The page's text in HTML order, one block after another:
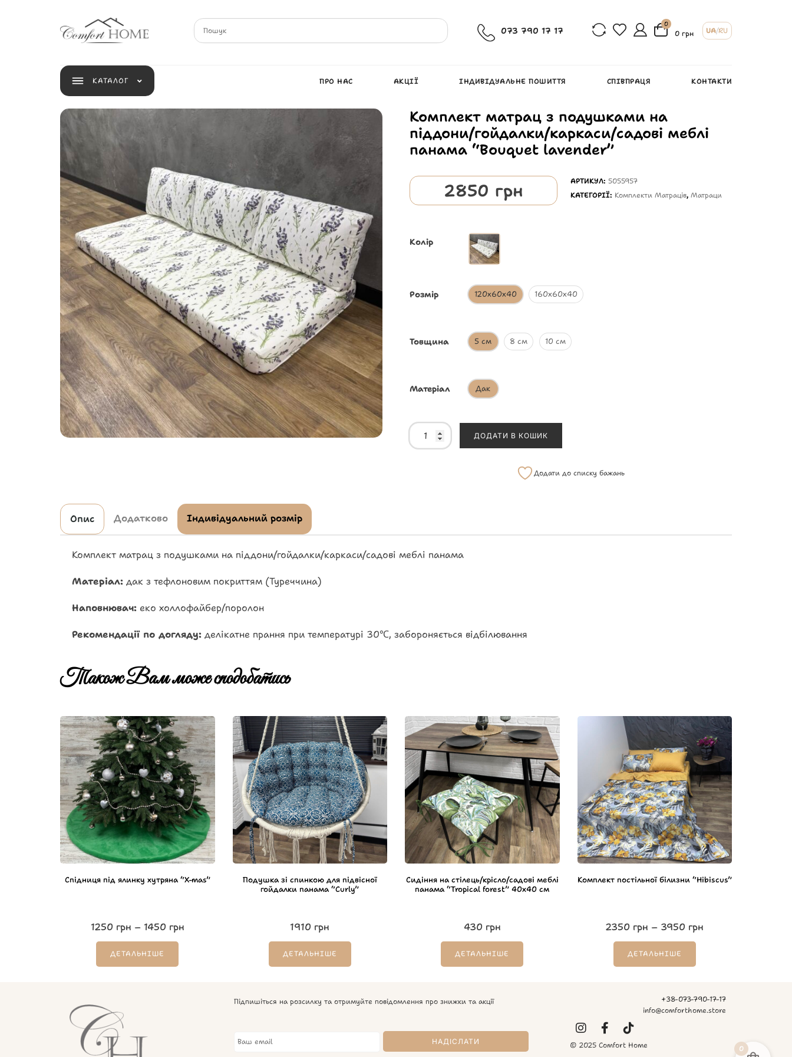
073 790 17 17
0
0 грн UA/RU
КАТАЛОГ ПРО НАС АКЦІЇ ІНДИВІДУАЛЬНЕ ПОШИТТЯ СПІВПРАЦЯ КОНТАКТИ
Комплект матрац з подушками на
піддони/гойдалки/каркаси/садові меблі
панама “Bouquet lavender”
2850 грн АРТИКУЛ: 5055957
КАТЕГОРІЇ: Комплекти Матраців,Матраци
Колір
Розмір 120х60х40 160х60х40
Товщина 5 см 8 см 10 см
Матеріал Дак
ДОДАТИ В КОШИК
Додати до списку бажань
Опис Додатково Індивідуальний розмір
Комплект матрац з подушками на піддони/гойдалки/каркаси/садові меблі панама
Матеріал: дак з тефлоновим покриттям (Туреччина)
Наповнювач: еко холлофайбер/поролон
Рекомендації по догляду: делікатне прання при температурі 30℃, забороняється відбілювання
Також Вам може сподобатись
Спідниця під ялинку хутряна “X-mas”
1250 грн – 1450 грн
ДЕТАЛЬНІШЕ
Подушка зі спинкою для підвісної
гойдалки панама “Curly”
1910 грн
ДЕТАЛЬНІШЕ
Сидіння на стілець/крісло/садові меблі
панама “Tropical forest” 40х40 см
430 грн
ДЕТАЛЬНІШЕ
Комплект постільної білизни “Hibiscus”
2350 грн – 3950 грн
ДЕТАЛЬНІШЕ
Підпишіться на розсилку та отримуйте повідомлення про знижки та акції
+38-073-790-17-17
info@comforthome.store
© 2025 Comfort Home 0